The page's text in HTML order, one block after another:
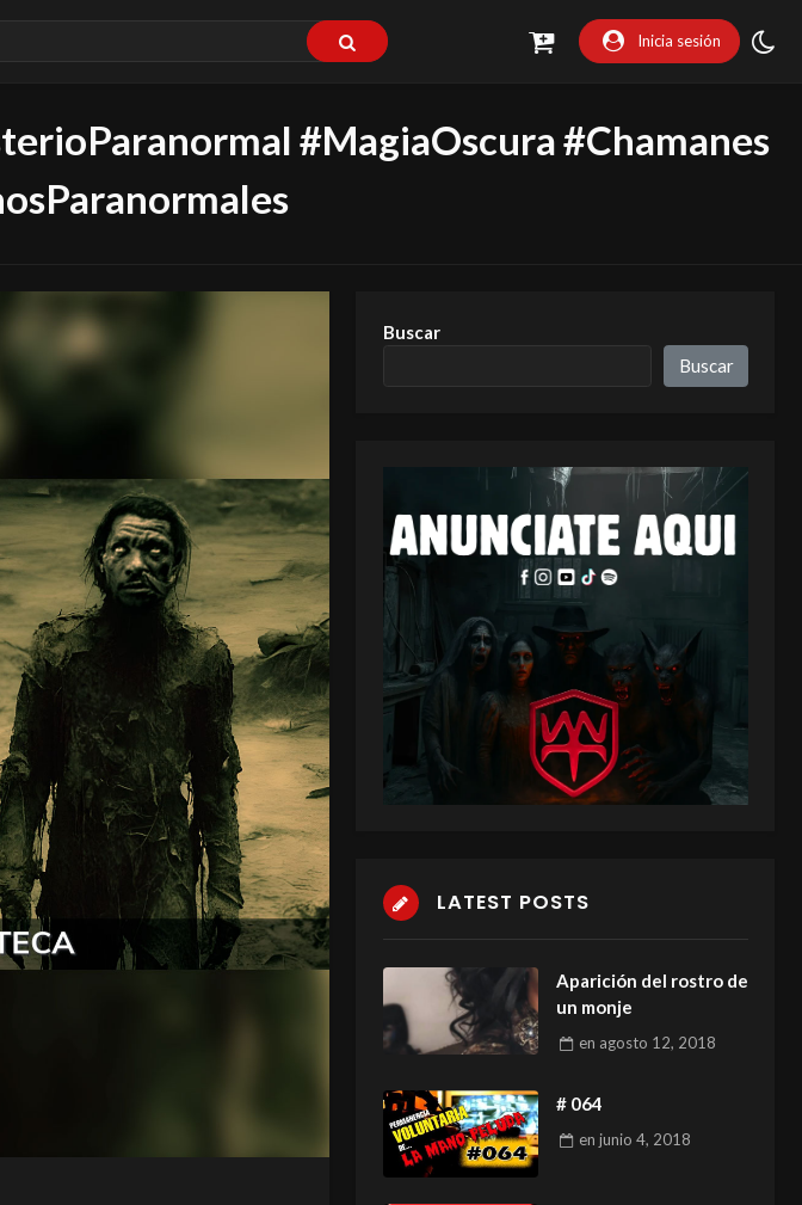
Inicia sesión
#MagiaOscura #Chamanes
Buscar
Buscar
LATEST POSTS
Aparición del rostro de
un monje
en agosto 12, 2018
# 064
enjunio 4, 2018